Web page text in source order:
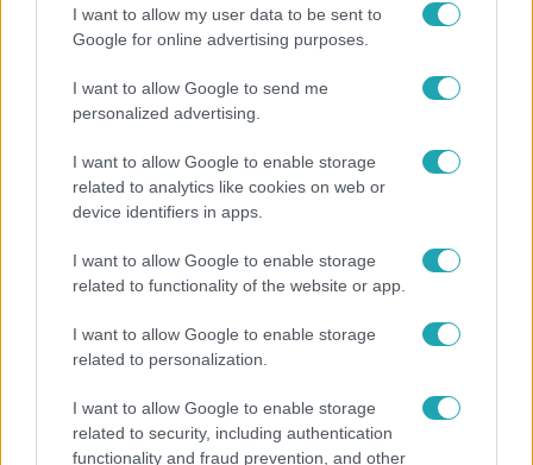
I want to allow my user data to be sent to
Google for online advertising purposes.
I want to allow Google to send me
personalized advertising.
I want to allow Google to enable storage
related to analytics like cookies on web or
device identifiers in apps.
I want to allow Google to enable storage
related to functionality of the website or app.
I want to allow Google to enable storage
related to personalization.
I want to allow Google to enable storage
related to security, including authentication
functionality and fraud prevention, and other
2:30
lánnyal Hajdúszoboszlón, az áldozaton kínai
lányok segítettek